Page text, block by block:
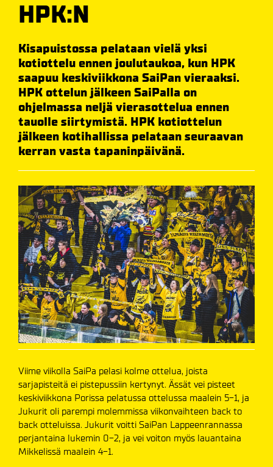
HPK:N
Kisapuistossa pelataan vielä yksi
kotiottelu ennen joulutaukoa, kun HPK
saapuu keskiviikkona SaiPan vieraaksi.
HPK ottelun jälkeen SaiPalla on
ohjelmassa neljä vierasottelua ennen
tauolle siirtymistä. HPK kotiottelun
jälkeen kotihallissa pelataan seuraavan
kerran vasta tapaninpäivänä.
Viime viikolla SaiPa pelasi kolme ottelua, joista
sarjapisteitä ei pistepussiin kertynyt. Ässät vei pisteet
keskiviikkona Porissa pelatussa ottelussa maalein 5-1, ja
Jukurit oli parempi molemmissa viikonvaihteen back to
back otteluissa. Jukurit voitti SaiPan Lappeenrannassa
perjantaina lukemin 0-2, ja vei voiton myös lauantaina
Mikkelissä maalein 4-1.